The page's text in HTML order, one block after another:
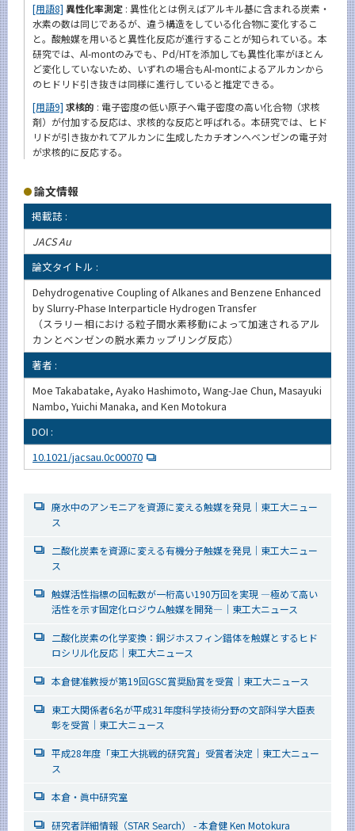
[用語8] 異性化率測定 : 異性化とは例えばアルキル基に含まれる炭素・
水素の数は同じであるが、違う構造をしている化合物に変化するこ
と。酸触媒を用いると異性化反応が進行することが知られている。本
研究では、Al-montのみでも、Pd/HTを添加しても異性化率がほとん
ど変化していないため、いずれの場合もAl-montによるアルカンから
のヒドリド引き抜きは同様に進行していると推定できる。
[用語9] 求核的 : 電子密度の低い原子へ電子密度の高い化合物（求核
剤）が付加する反応は、求核的な反応と呼ばれる。本研究では、ヒド
リドが引き抜かれてアルカンに生成したカチオンへベンゼンの電子対
が求核的に反応する。
論文情報
掲載誌 :
JACS Au
論文タイトル :
Dehydrogenative Coupling of Alkanes and Benzene Enhanced
by Slurry-Phase Interparticle Hydrogen Transfer
（スラリー相における粒子間水素移動によって加速されるアル
カンとベンゼンの脱水素カップリング反応）
著者 :
Moe Takabatake, Ayako Hashimoto, Wang-Jae Chun, Masayuki
Nambo, Yuichi Manaka, and Ken Motokura
DOI :
10.1021/jacsau.0c00070
廃水中のアンモニアを資源に変える触媒を発見｜東工大ニュー
ス
二酸化炭素を資源に変える有機分子触媒を発見｜東工大ニュー
ス
触媒活性指標の回転数が一桁高い190万回を実現 ―極めて高い
活性を示す固定化ロジウム触媒を開発―｜東工大ニュース
二酸化炭素の化学変換：銅ジホスフィン錯体を触媒とするヒド
ロシリル化反応｜東工大ニュース
本倉健准教授が第19回GSC賞奨励賞を受賞｜東工大ニュース
東工大関係者6名が平成31年度科学技術分野の文部科学大臣表
彰を受賞｜東工大ニュース
平成28年度「東工大挑戦的研究賞」受賞者決定｜東工大ニュー
ス
本倉・眞中研究室
研究者詳細情報（STAR Search） - 本倉健 Ken Motokura